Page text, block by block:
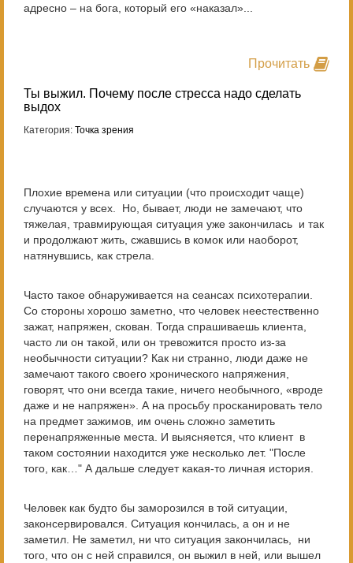
адресно – на бога, который его «наказал»...
Прочитать
Ты выжил. Почему после стресса надо сделать
выдох
Категория: Точка зрения
Плохие времена или ситуации (что происходит чаще)
случаются у всех. Но, бывает, люди не замечают, что
тяжелая, травмирующая ситуация уже закончилась и так
и продолжают жить, сжавшись в комок или наоборот,
натянувшись, как стрела.
Часто такое обнаруживается на сеансах психотерапии.
Со стороны хорошо заметно, что человек неестественно
зажат, напряжен, скован. Тогда спрашиваешь клиента,
часто ли он такой, или он тревожится просто из-за
необычности ситуации? Как ни странно, люди даже не
замечают такого своего хронического напряжения,
говорят, что они всегда такие, ничего необычного, «вроде
даже и не напряжен». А на просьбу просканировать тело
на предмет зажимов, им очень сложно заметить
перенапряженные места. И выясняется, что клиент в
таком состоянии находится уже несколько лет. "После
того, как…" А дальше следует какая-то личная история.
Человек как будто бы заморозился в той ситуации,
законсервировался. Ситуация кончилась, а он и не
заметил. Не заметил, ни что ситуация закончилась, ни
того, что он с ней справился, он выжил в ней, или вышел